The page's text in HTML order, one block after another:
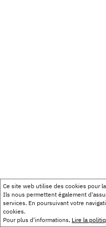
Ce site web utilise des cookies pour
Ils nous permettent également
services. En poursuivant votre
cookies.
Pour plus d'informations, Lire la